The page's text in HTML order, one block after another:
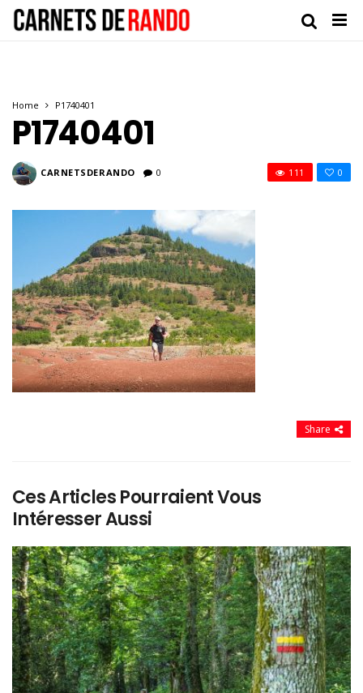
Home P1740401
P1740401
CARNETSDERANDO 0 0
111
Share
Ces Articles Pourraient Vous
Intéresser Aussi